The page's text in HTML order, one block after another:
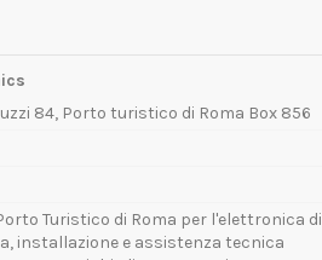
84, Porto turistico di Roma Box 856
Turistico di Roma per l'elettronica di
installazione e assistenza tecnica